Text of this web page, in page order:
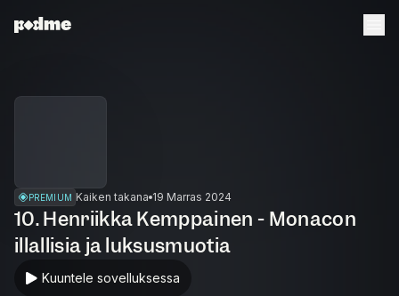
PREMIUM Kaiken takana 19 Marras 2024
10. Henriikka Kemppainen - Monacon
illallisia ja luksusmuotia
Kuuntele sovelluksessa